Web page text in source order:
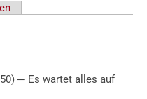
─ Es wartet alles auf